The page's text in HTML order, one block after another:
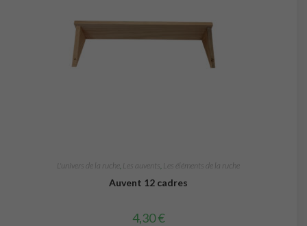
L'univers de la ruche Les auvents Les éléments de la ruche
Auvent 12 cadres
4,30€